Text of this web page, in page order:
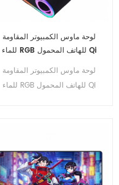
لوحة ماوس الكمبيوتر المقاومة
للماء RGB للهاتف المحمول Qi
LED USB Mousepads for
Desk Mat
لوحة ماوس الكمبيوتر المقاومة
للماء RGB للهاتف المحمول Qi